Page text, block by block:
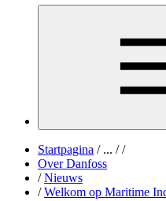
Startpagina /... / /
Over Danfoss
/ Nieuws
/ Welkom op Maritime